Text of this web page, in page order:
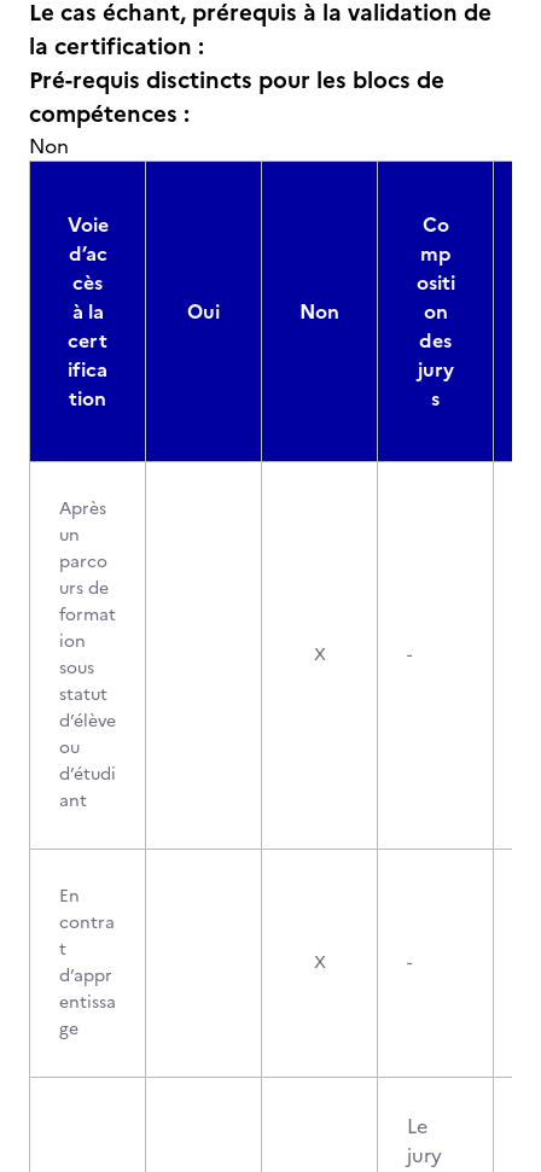
Le cas échant, prérequis à la validation de
la certification :
Pré-requis disctincts pour les blocs de
compétences :
Non
Voie
d’ac
cès
à la
cert
ifica
tion
Oui Non
Co
mp
ositi
on
des
jury
s
Après
un
parco
urs de
format
ion
sous
statut
d’élève
ou
d’étudi
ant
X -
En
contra
t
d’appr
entissa
ge
X -
Le
jury